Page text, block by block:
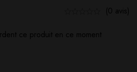
(0 avis)
ce produit en ce moment